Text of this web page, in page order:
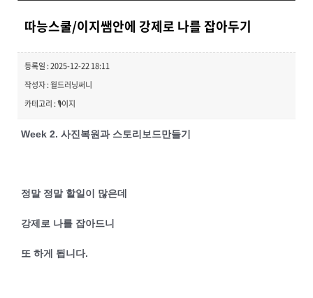
따능스쿨/이지쌤안에 강제로 나를 잡아두기
등록일 : 2025-12-22 18:11
작성자 : 월드러닝써니
카테고리 : 🎙️이지
Week 2. 사진복원과 스토리보드만들기
정말 정말 할일이 많은데
강제로 나를 잡아드니
또 하게 됩니다.